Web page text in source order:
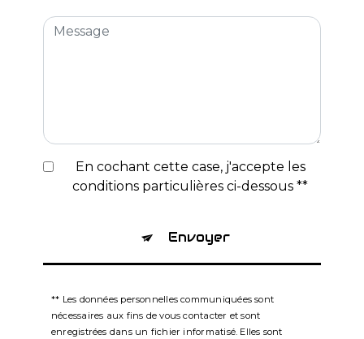
En cochant cette case, j'accepte les
conditions particulières ci-dessous **
Envoyer
** Les données personnelles communiquées sont
nécessaires aux fins de vous contacter et sont
enregistrées dans un fichier informatisé. Elles sont